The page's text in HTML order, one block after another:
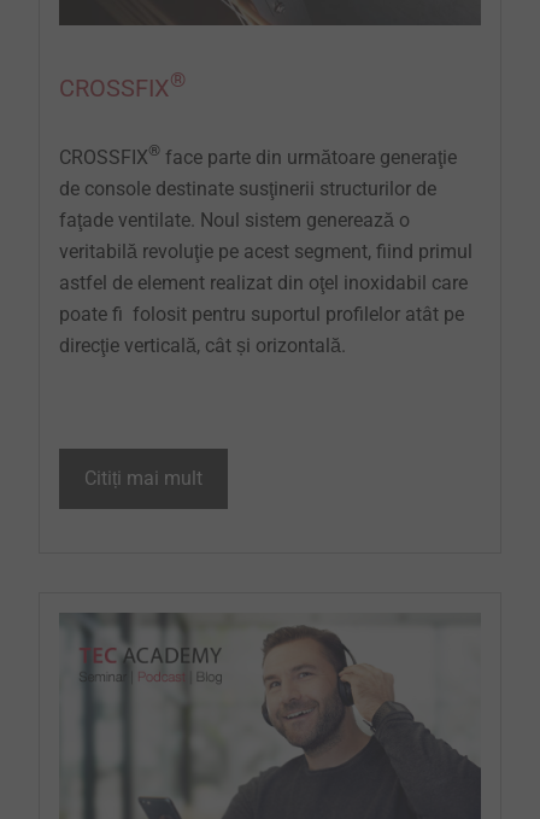
CROSSFIX®
CROSSFIX® face parte din următoare generaţie
de console destinate susţinerii structurilor de
faţade ventilate. Noul sistem generează o
veritabilă revoluţie pe acest segment, fiind primul
astfel de element realizat din oţel inoxidabil care
poate fi folosit pentru suportul profilelor atât pe
direcţie verticală, cât și orizontală.
Citiți mai mult